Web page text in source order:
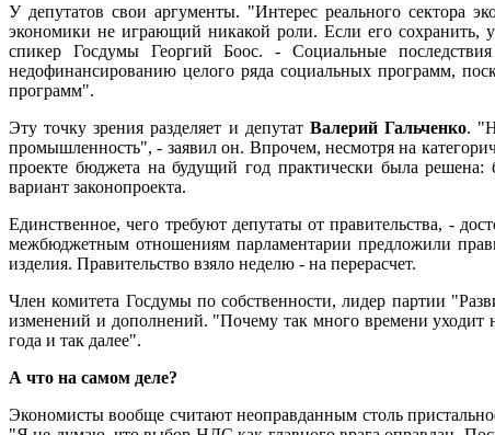
У депутатов свои аргументы. "Интерес реального сектора
экономики не играющий никакой роли. Если его сохранить,
спикер Госдумы Георгий Боос. - Социальные
недофинансированию целого ряда социальных программ,
программ".
Эту точку зрения разделяет и депутат Валерий Гальченко.
промышленность", - заявил он. Впрочем, несмотря на
проекте бюджета на будущий год практически была
вариант законопроекта.
Единственное, чего требуют депутаты от правительства, -
межбюджетным отношениям парламентарии предложили
изделия. Правительство взяло неделю - на перерасчет.
Член комитета Госдумы по собственности, лидер партии
изменений и дополнений. "Почему так много времени
года и так далее".
А что на самом деле?
Экономисты вообще считают неоправданным столь